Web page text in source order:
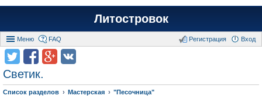
Литостровок
Меню FAQ Вход
Регистрация
Светик.
Список разделов Мастерская "Песочница"